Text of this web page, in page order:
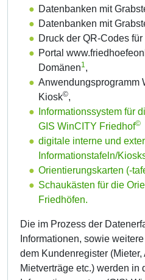
Datenbanken mit
Datenbanken mit
Druck der QR-Codes
Portal
Domänen1,
Anwendungsprogramm
Kiosk©,
Informationssystem für
GIS WinCITY Friedhof©
digitale interne und
Informationstafeln/
Orientierungskarten (-
Schaukästen für die
Friedhöfen.
Die im Prozess der
Informationen, sowie
dem Kundenregister
Mietverträge etc.) werden in